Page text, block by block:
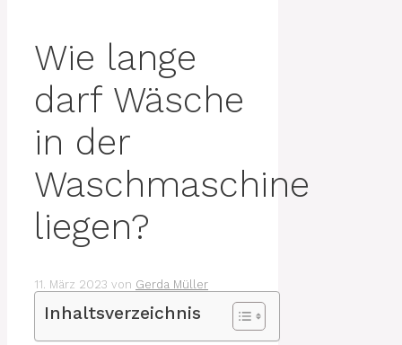
Wie lange
darf Wäsche
in der
Waschmaschine
liegen?
11. März 2023 von Gerda Müller
Inhaltsverzeichnis